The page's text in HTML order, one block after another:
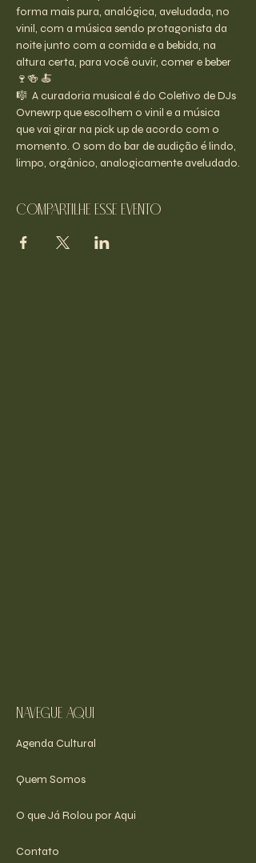
forma mais pura, analógica, aveludada, no
vinil, com a música sendo protagonista da
noite junto com a comida e a bebida, na
altura certa, para você ouvir, comer e beber
🍷🍻 🍝
🎼  A curadoria musical é do Coletivo de DJs
Ovnewrp que escolhem o vinil e a música
que vai girar na pick up de acordo com o
momento. O som do bar de audição é lindo,
limpo, orgânico, analogicamente aveludado.
Compartilhe esse evento
navegue aqui
Agenda Cultural
Quem Somos
O que Já Rolou por Aqui
Contato